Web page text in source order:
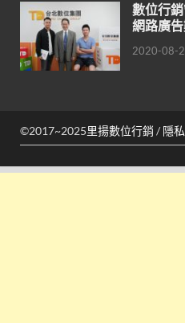
數位行
網路廣
2020-08-
©2017~2025里揚數位行銷 / 隱